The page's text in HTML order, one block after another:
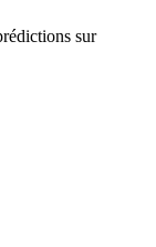
sur